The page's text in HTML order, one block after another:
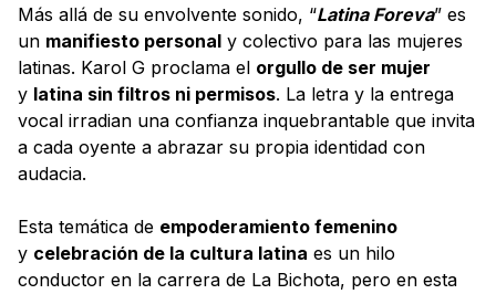
Más allá de su envolvente sonido, “Latina Foreva” es
un manifiesto personal y colectivo para las mujeres
latinas. Karol G proclama el orgullo de ser mujer
y latina sin filtros ni permisos. La letra y la entrega
vocal irradian una confianza inquebrantable que invita
a cada oyente a abrazar su propia identidad con
audacia.
Esta temática de empoderamiento femenino
y celebración de la cultura latina es un hilo
conductor en la carrera de La Bichota, pero en esta